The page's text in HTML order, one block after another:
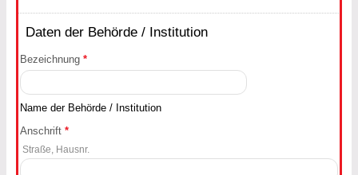
Daten der Behörde / Institution
Bezeichnung *
Name der Behörde / Institution
Anschrift *
Straße, Hausnr.